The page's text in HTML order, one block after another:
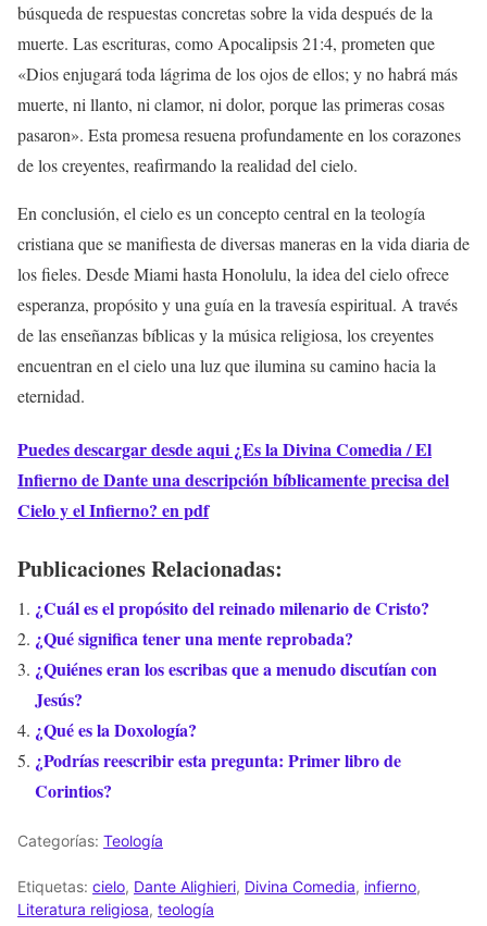
búsqueda de respuestas concretas sobre la vida después de la
muerte. Las escrituras, como Apocalipsis 21:4, prometen que
«Dios enjugará toda lágrima de los ojos de ellos; y no habrá más
muerte, ni llanto, ni clamor, ni dolor, porque las primeras cosas
pasaron». Esta promesa resuena profundamente en los corazones
de los creyentes, reafirmando la realidad del cielo.
En conclusión, el cielo es un concepto central en la teología
cristiana que se manifiesta de diversas maneras en la vida diaria de
los fieles. Desde Miami hasta Honolulu, la idea del cielo ofrece
esperanza, propósito y una guía en la travesía espiritual. A través
de las enseñanzas bíblicas y la música religiosa, los creyentes
encuentran en el cielo una luz que ilumina su camino hacia la
eternidad.
Puedes descargar desde aqui ¿Es la Divina Comedia / El
Infierno de Dante una descripción bíblicamente precisa del
Cielo y el Infierno? en pdf
Publicaciones Relacionadas:
¿Cuál es el propósito del reinado milenario de Cristo?
¿Qué significa tener una mente reprobada?
¿Quiénes eran los escribas que a menudo discutían con
Jesús?
¿Qué es la Doxología?
¿Podrías reescribir esta pregunta: Primer libro de
Corintios?
Categorías: Teología
Etiquetas: cielo, Dante Alighieri, Divina Comedia, infierno,
Literatura religiosa, teología